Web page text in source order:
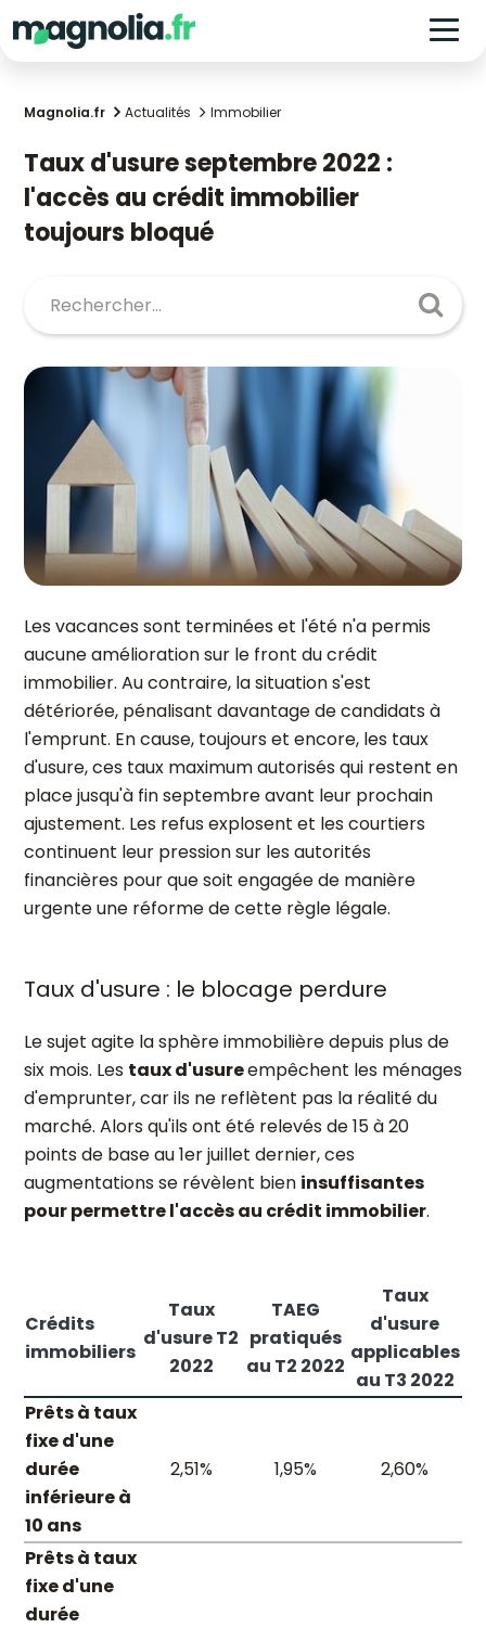
Magnolia.fr Actualités Immobilier
Taux d'usure septembre 2022 :
l'accès au crédit immobilier
toujours bloqué
Les vacances sont terminées et l'été n'a permis
aucune amélioration sur le front du crédit
immobilier. Au contraire, la situation s'est
détériorée, pénalisant davantage de candidats à
l'emprunt. En cause, toujours et encore, les taux
d'usure, ces taux maximum autorisés qui restent en
place jusqu'à fin septembre avant leur prochain
ajustement. Les refus explosent et les courtiers
continuent leur pression sur les autorités
financières pour que soit engagée de manière
urgente une réforme de cette règle légale.
Taux d'usure : le blocage perdure
Le sujet agite la sphère immobilière depuis plus de
six mois. Les taux d'usureempêchent les ménages
d'emprunter, car ils ne reflètent pas la réalité du
marché. Alors qu'ils ont été relevés de 15 à 20
points de base au 1er juillet dernier, ces
augmentations se révèlent bien insuffisantes
pour permettre l'accès au crédit immobilier.
Crédits
immobiliers
Taux
d'usure T2
2022
TAEG
pratiqués
au T2 2022
Taux
d'usure
applicables
au T3 2022
Prêts à taux
fixe d'une
durée
inférieure à
10 ans
2,51% 1,95% 2,60%
Prêts à taux
fixe d'une
durée